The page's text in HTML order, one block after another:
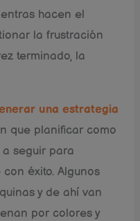
hacen el
la frustración
terminado, la
una estrategia
que planificar como
seguir para
éxito. Algunos
y de ahí van
por colores y